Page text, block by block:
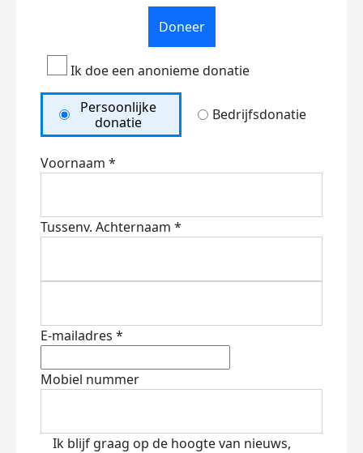
Doneer
Ik doe een anonieme donatie
Persoonlijke
donatie
Bedrijfsdonatie
Voornaam *
Tussenv. Achternaam *
E-mailadres *
Mobiel nummer
Ik blijf graag op de hoogte van nieuws,